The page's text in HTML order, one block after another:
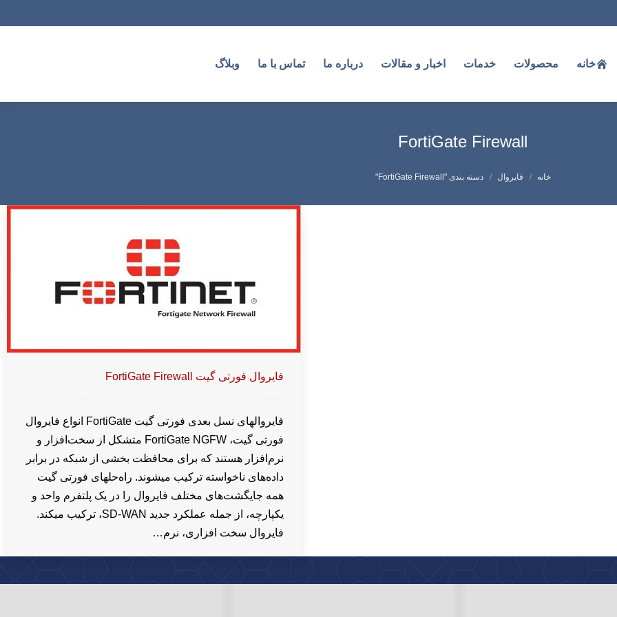
خانه محصولات خدمات اخبار و مقالات درباره ما تماس با ما وبلاگ
FortiGate Firewall
شما اینجا هستید:
خانه فایروال دسته بندی "FortiGate Firewall"
فایروال فورتی‌ گیت FortiGate Firewall
فایروالهای نسل بعدی فورتی گیت FortiGate انواع فایروال
فورتی گیت، FortiGate NGFW متشکل از سخت‌افزار و
نرم‌افزار هستند که برای محافظت بخشی از شبکه در برابر
داده‌های ناخواسته ترکیب میشوند. راه‌حلهای فورتی گیت
همه جایگشت‌های مختلف فایروال را در یک پلتفرم واحد و
یکپارچه، از جمله عملکرد جدید SD-WAN، ترکیب میکند.
فایروال سخت افزاری، نرم…